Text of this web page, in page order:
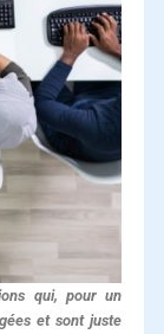
qui, pour un
et sont juste